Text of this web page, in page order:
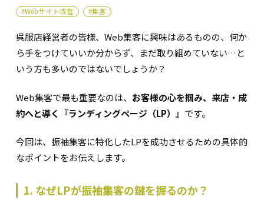
#Webサイト改善
#集客
呉服店経営者の皆様、Web集客に興味はあるものの、何か
ら手をつけていいか分からず、まだ取り組めていない…と
いう方も多いのではないでしょうか？
Web集客で最も重要なのは、 お客様の心を掴み、来店・成
約へと導く『ランディングページ（LP）』 です。
今回は、振袖集客に特化したLPを成功させるための具体的
なポイントをお伝えします。
1. なぜLPが振袖集客の鍵を握るのか？